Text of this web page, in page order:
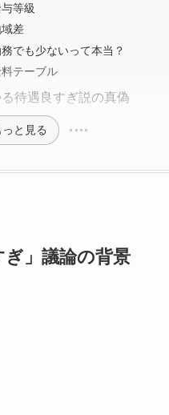
等級
差
でも少ないって本当？
テーブル
待遇良すぎ説の真偽
っと見る
」議論の背景